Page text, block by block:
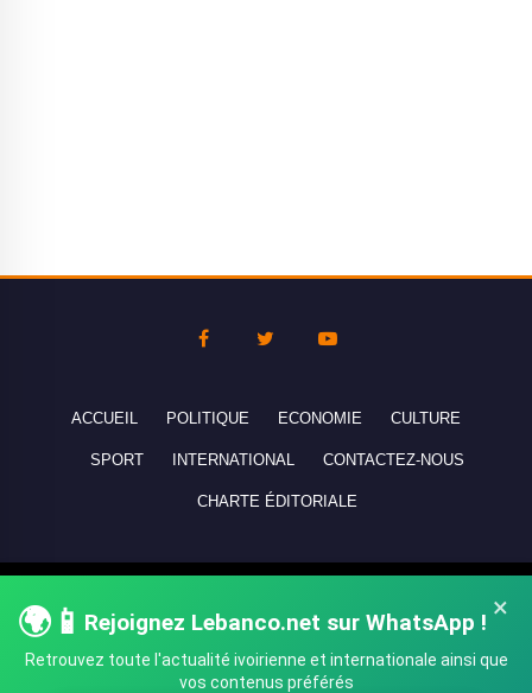
×
🌍📱 Rejoignez Lebanco.net sur WhatsApp !
Retrouvez toute l'actualité ivoirienne et internationale ainsi que
vos contenus préférés
ACCUEIL POLITIQUE ECONOMIE CULTURE
SPORT INTERNATIONAL CONTACTEZ-NOUS
CHARTE ÉDITORIALE
réservés - All rights reserved.